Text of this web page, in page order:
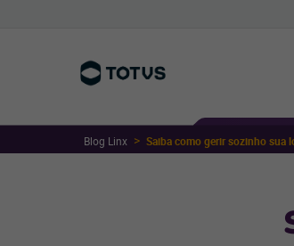
Blog Linx Saiba como gerir sozinho sua